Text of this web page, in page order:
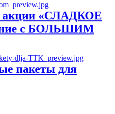
акции «СЛАДКОЕ
с БОЛЬШИМ
пакеты для